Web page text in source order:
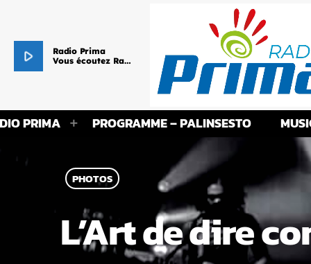
play_arrow
Radio Prima
Vous écoutez Radio Prima - Le cœur de vos Racines !
PRIMA PROGRAMME – PALINSESTO
PHOTOS
L’Art de dire